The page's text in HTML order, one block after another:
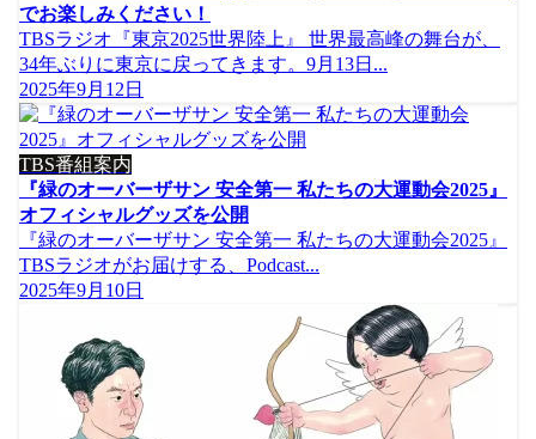
でお楽しみください！
TBSラジオ『東京2025世界陸上』 世界最高峰の舞台が、
34年ぶりに東京に戻ってきます。9月13日...
2025年9月12日
TBS番組案内
『緑のオーバーザサン 安全第一 私たちの大運動会2025』
オフィシャルグッズを公開
『緑のオーバーザサン 安全第一 私たちの大運動会2025』
TBSラジオがお届けする、Podcast...
2025年9月10日